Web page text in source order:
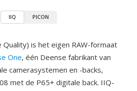
IIQ PICON
is het eigen RAW-formaat
One, één Deense fabrikant van
camerasystemen en -backs,
met de P65+ digitale back. IIQ-